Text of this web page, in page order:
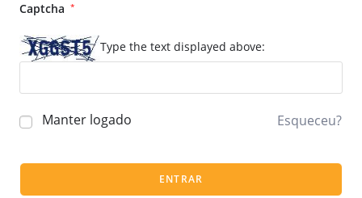
Captcha *
Type the text displayed above:
Manter logado Esqueceu?
ENTRAR